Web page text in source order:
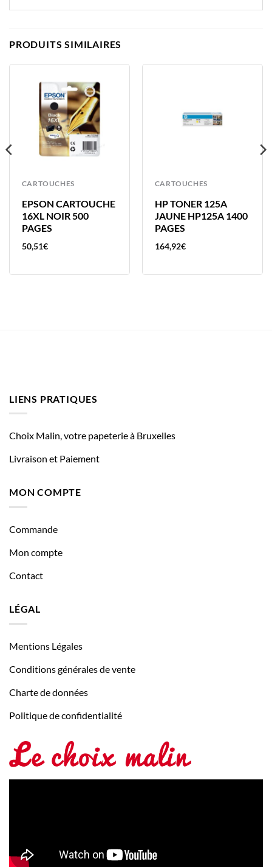
PRODUITS SIMILAIRES
CARTOUCHES
EPSON CARTOUCHE
16XL NOIR 500
PAGES
50,51€
CARTOUCHES
HP TONER 125A
JAUNE HP125A 1400
PAGES
164,92€
LIENS PRATIQUES
Choix Malin, votre papeterie à Bruxelles
Livraison et Paiement
MON COMPTE
Commande
Mon compte
Contact
LÉGAL
Mentions Légales
Conditions générales de vente
Charte de données
Politique de confidentialité